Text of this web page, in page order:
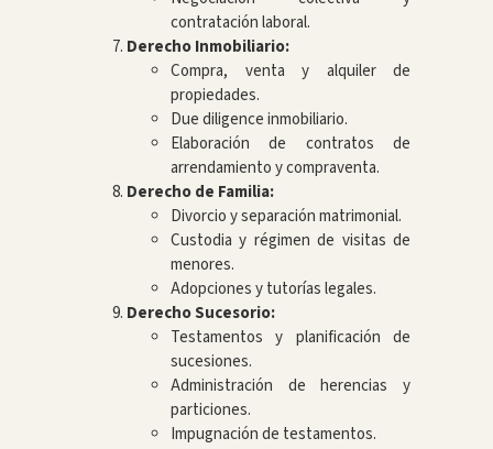
contratación laboral.
Derecho Inmobiliario:
Compra, venta y alquiler de
propiedades.
Due diligence inmobiliario.
Elaboración de contratos de
arrendamiento y compraventa.
Derecho de Familia:
Divorcio y separación matrimonial.
Custodia y régimen de visitas de
menores.
Adopciones y tutorías legales.
Derecho Sucesorio:
Testamentos y planificación de
sucesiones.
Administración de herencias y
particiones.
Impugnación de testamentos.